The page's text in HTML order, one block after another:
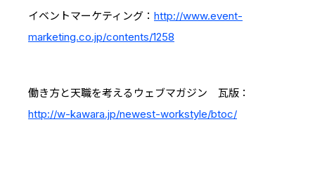
コーポレート・ガバナンス
よくある質問
免責事項
イベントマーケティング： http://www.event-
marketing.co.jp/contents/1258
働き方と天職を考えるウェブマガジン 瓦版：
http://w-kawara.jp/newest-workstyle/btoc/